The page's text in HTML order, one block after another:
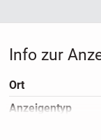
Info zur
Ort
Anzeigen­typ